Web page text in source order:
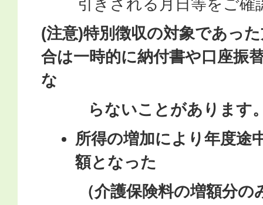
引きされる月日等をご確
(注意)特別徴収の対象であっ
合は一時的に納付書や口座振
な
らないことがあります
所得の増加により年度途
額となった
（介護保険料の増額分の